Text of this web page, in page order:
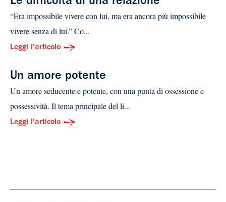
“Era impossibile vivere con lui, ma era ancora più impossibile
vivere senza di lui.” Co...
Leggi l'articolo
Un amore potente
Un amore seducente e potente, con una punta di ossessione e
possessività. Il tema principale del li...
Leggi l'articolo